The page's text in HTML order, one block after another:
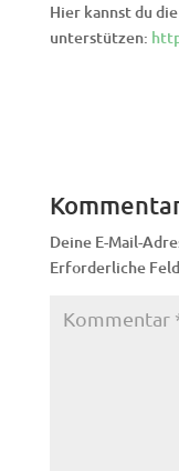
Hier kannst du die
unterstützen:
Deine E-Mail-
Erforderliche